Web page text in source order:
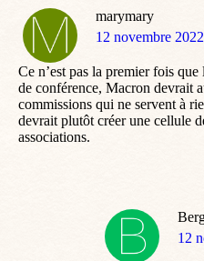
marymary
dit
12 novembre
Ce n’est pas la premier fois
de conférence, Macron devrait
commissions qui ne servent à
devrait plutôt créer une cellule
associations.
dit
12